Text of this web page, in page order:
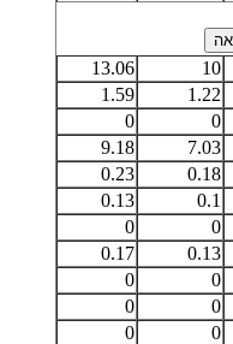
10
13.06
1.22
1.59
0
0
7.03
9.18
0.18
0.23
0.1
0.13
0
0
0.13
0.17
0
0
0
0
0
0